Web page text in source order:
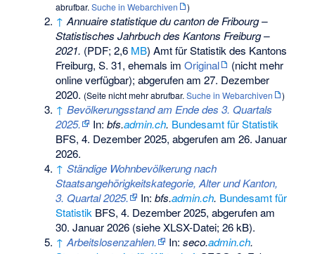
abrufbar.Suche in Webarchiven )
↑ Annuaire statistique du canton de Fribourg –
Statistisches Jahrbuch des Kantons Freiburg –
2021. (PDF; 2,6 MB) Amt für Statistik des Kantons
Freiburg,S. 31, ehemals imOriginal
(nicht mehr
online verfügbar); abgerufen am 27. Dezember
2020. (Seite nicht mehr abrufbar.Suche in Webarchiven )
↑ Bevölkerungsstand am Ende des 3. Quartals
2025.
In:bfs.admin.ch. Bundesamt für Statistik
BFS, 4. Dezember 2025, abgerufen am 26. Januar
2026.
↑ Ständige Wohnbevölkerung nach
Staatsangehörigkeitskategorie, Alter und Kanton,
3. Quartal 2025.
In:bfs.admin.ch. Bundesamt für
Statistik BFS, 4. Dezember 2025, abgerufen am
30. Januar 2026 (siehe XLSX-Datei; 26 kB).
↑ Arbeitslosenzahlen. In:seco.admin.ch.